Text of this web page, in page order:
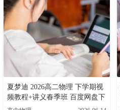
夏梦迪 2026高二物理 下学期视
频教程+讲义春季班 百度网盘下
载